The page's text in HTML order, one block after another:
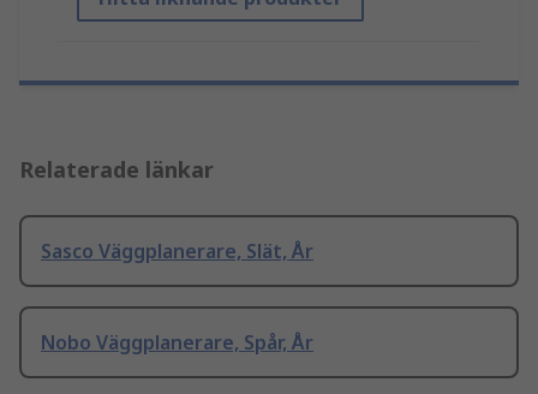
Relaterade länkar
Sasco Väggplanerare, Slät, År
Nobo Väggplanerare, Spår, År